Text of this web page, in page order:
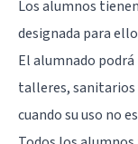
Los alumnos
designada para
El alumnado
talleres, sanitarios
cuando su uso no